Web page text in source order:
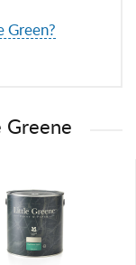
Green?
Greene